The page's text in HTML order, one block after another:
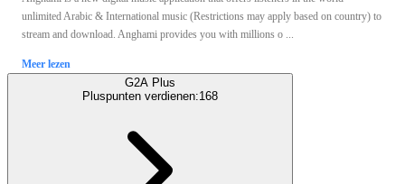
unlimited Arabic & International music (Restrictions may apply based on country) to
stream and download. Anghami provides you with millions o ...
Meer lezen
G2A Plus
Pluspunten verdienen:168